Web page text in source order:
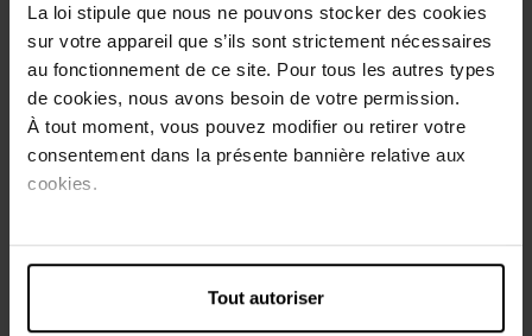
La loi stipule que nous ne pouvons stocker des cookies
sur votre appareil que s’ils sont strictement nécessaires
au fonctionnement de ce site. Pour tous les autres types
de cookies, nous avons besoin de votre permission.
À tout moment, vous pouvez modifier ou retirer votre
consentement dans la présente bannière relative aux
cookies.
Tout autoriser
Description
Vous avez besoin d’un déboucheur cheveux? Dans la salle
de bains, les cheveux sont la cause principale des
bouchons dans l’évacuation des lavabos, douches et
baignoires. Un problème que ne font qu’aggraver les
résidus de savon, le sébum et le dentifrice qui viennent s’y
cheveux vient heureusement à bout des bouchons dans la
douche, le lavabo et la baignoire.